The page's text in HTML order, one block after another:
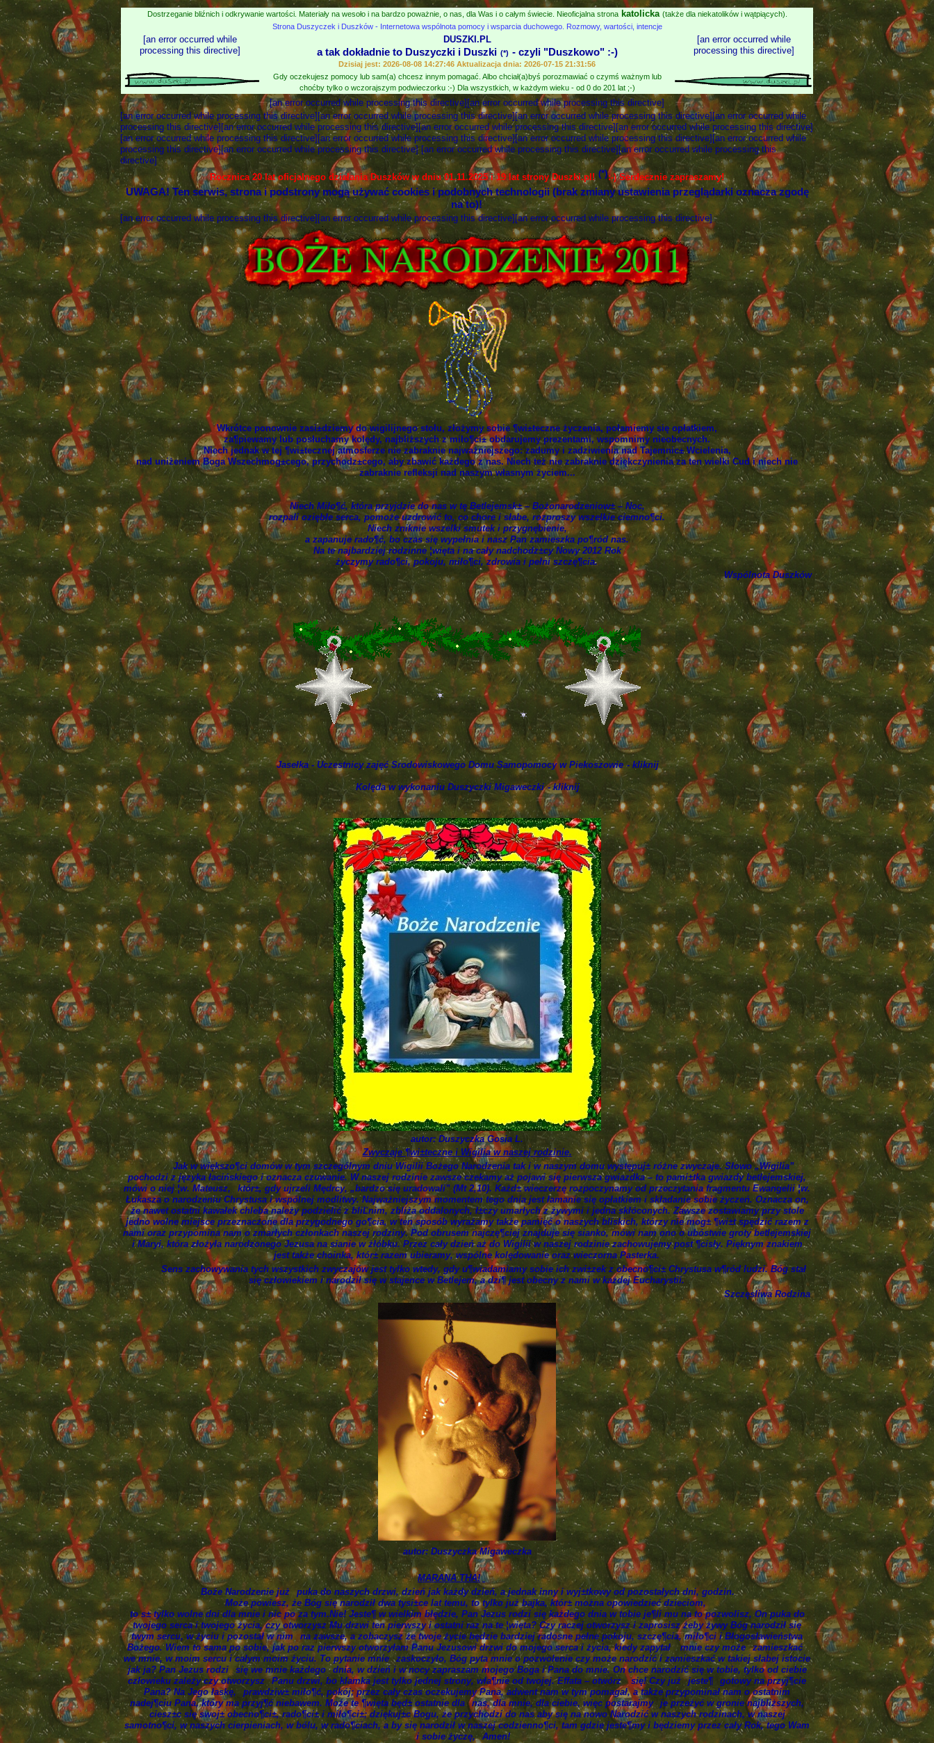
Dostrzeganie bliźnich i odkrywanie wartości. Materiały na wesoło i na bardzo poważnie, o nas, dla Was i o całym świecie. Nieoficjalna strona katolicka (także dla niekatolików i wątpiących).
[an error occurred while
processing this directive]
Strona Duszyczek i Duszków - Internetowa wspólnota pomocy i wsparcia duchowego. Rozmowy, wartości, intencje
DUSZKI.PL
a tak dokładnie to Duszyczki i Duszki (*) - czyli "Duszkowo" :-)
Dzisiaj jest: 2026-08-08 14:27:46 Aktualizacja dnia: 2026-07-15 21:31:56
[an error occurred while
processing this directive]
Gdy oczekujesz pomocy lub sam(a) chcesz innym pomagać. Albo chciał(a)byś porozmawiać o czymś ważnym lub
choćby tylko o wczorajszym podwieczorku :-) Dla wszystkich, w każdym wieku - od 0 do 201 lat ;-)
[an error occurred while processing this directive][an error occurred while processing this directive]
[an error occurred while processing this directive][an error occurred while processing this directive][an error occurred while processing this directive][an error occurred while
processing this directive][an error occurred while processing this directive][an error occurred while processing this directive][an error occurred while processing this directive]
[an error occurred while processing this directive][an error occurred while processing this directive][an error occurred while processing this directive][an error occurred while
processing this directive][an error occurred while processing this directive] [an error occurred while processing this directive][an error occurred while processing this
directive]
Rocznica 20 lat oficjalnego działania Duszków w dniu 01.11.2025 i 19 lat strony Duszki.pl! (*):-) Serdecznie zapraszamy!
UWAGA! Ten serwis, strona i podstrony mogą używać cookies i podobnych technologii (brak zmiany ustawienia przeglądarki oznacza zgodę
na to)!
[an error occurred while processing this directive][an error occurred while processing this directive][an error occurred while processing this directive]
Wkrótce ponownie zasi±dziemy do wigilijnego stołu, złożymy sobie ¶wi±teczne życzenia, połamiemy się opłatkiem,
za¶piewamy lub posłuchamy kolędy, najbliższych z miło¶ci± obdarujemy prezentami, wspomnimy nieobecnych.
Niech jednak w tej ¶wi±tecznej atmosferze nie zabraknie najważniejszego: zadumy i zadziwienia nad Tajemnic± Wcielenia,
nad uniżeniem Boga Wszechmog±cego, przychodz±cego, aby zbawić każdego z nas. Niech też nie zabraknie dziękczynienia za ten wielki Cud i niech nie
zabraknie refleksji nad naszym własnym życiem...
Niech Miło¶ć, która przyjdzie do nas w tę Betlejemsk± – Bożonarodzeniow± – Noc,
rozpali oziębłe serca, pomoże uzdrowić to, co chore i słabe, rozproszy wszelkie ciemno¶ci.
Niech zniknie wszelki smutek i przygnębienie,
a zapanuje rado¶ć, bo czas się wypełnia i nasz Pan zamieszka po¶ród nas.
Na te najbardziej rodzinne ¦więta i na cały nadchodz±cy Nowy 2012 Rok
życzymy rado¶ci, pokoju, miło¶ci, zdrowia i pełni szczę¶cia.
Wspólnota Duszków
Jasełka - Uczestnicy zajęć Srodowiskowego Domu Samopomocy w Piekoszowie - kliknij
Kolęda w wykonaniu Duszyczki Migaweczki- kliknij
autor: Duszyczka Gosia L.
Zwyczaje ¶wi±teczne i Wigilia w naszej rodzinie.
Jak w większo¶ci domów w tym szczególnym dniu Wigilii Bożego Narodzenia tak i w naszym domu występuj± różne zwyczaje. Słowo „Wigilia”
pochodzi z języka łacińskiego i oznacza czuwanie. W naszej rodzinie zawsze czekamy aż pojawi się pierwsza gwiazdka – to pami±tka gwiazdy betlejemskiej,
mówi o niej ¦w. Mateusz,
któr±, gdy ujrzeli Mędrcy, „bardzo się uradowali” (Mt 2,10). Każd± wieczerzę rozpoczynamy od przeczytania fragmentu Ewangelii ¦w.
Łukasza o narodzeniu Chrystusa i wspólnej modlitwy. Najważniejszym momentem tego dnia jest łamanie się opłatkiem i składanie sobie życzeń. Oznacza on,
że nawet ostatni kawałek chleba należy podzielić z bliĽnim, zbliża oddalonych, ł±czy umarłych z żywymi i jedna skłóconych. Zawsze zostawiamy przy stole
jedno wolne miejsce przeznaczone dla przygodnego go¶cia, w ten sposób wyrażamy także pamięć o naszych bliskich, którzy nie mog± ¶wi±t spędzić razem z
nami oraz przypomina nam o zmarłych członkach naszej rodziny. Pod obrusem najczę¶ciej znajduje się sianko, mówi nam ono o ubóstwie groty betlejemskiej
i Maryi, która złożyła narodzonego Jezusa na sianie w żłóbku. Przez cały dzień aż do Wigilii w naszej rodzinie zachowujemy post ¶cisły. Pięknym znakiem
jest także choinka, któr± razem ubieramy, wspólne kolędowanie oraz wieczorna Pasterka.
Sens zachowywania tych wszystkich zwyczajów jest tylko wtedy, gdy u¶wiadamiamy sobie ich zwi±zek z obecno¶ci± Chrystusa w¶ród ludzi. Bóg stał
się człowiekiem i narodził się w stajence w Betlejem, a dzi¶ jest obecny z nami w każdej Eucharystii.
Szczęsliwa Rodzina
autor: Duszyczka Migaweczka
MARANA THA!
Boże Narodzenie już
puka do naszych drzwi, dzień jak każdy dzień, a jednak inny i wyj±tkowy od pozostałych dni, godzin.
Może powiesz, że Bóg się narodził dwa tysi±ce lat temu, to tylko już bajka, któr± można opowiedzieć dzieciom,
to s± tylko wolne dni dla mnie i nic po za tym.Nie! Jeste¶ w wielkim błędzie, Pan Jezus rodzi się każdego dnia w tobie je¶li mu na to pozwolisz, On puka do
twojego serca i twojego życia, czy otworzysz Mu drzwi ten pierwszy i ostatni raz na te ¦więta? Czy raczej otworzysz i zaprosisz żeby żywy Bóg narodził się
twym sercu, w życiu i pozostał w nim
na zawsze, a zobaczysz że twoje życie będzie bardziej radosne pełne pokoju, szczę¶cia, miło¶ci i Błogosławieństwa
Bożego. Wiem to sama po sobie, jak po raz pierwszy otworzyłam Panu Jezusowi drzwi do mojego serca i życia, kiedy zapytał
mnie czy może
zamieszkać
we mnie, w moim sercu i całym moim życiu. To pytanie mnie
zaskoczyło, Bóg pyta mnie o pozwolenie czy może narodzić i zamieszkać w takiej słabej istocie
jak ja? Pan Jezus rodzi
się we mnie każdego
dnia, w dzień i w nocy zapraszam mojego Boga i Pana do mnie. On chce narodzić się w tobie, tylko od ciebie
człowieku zależy czy otworzysz
Panu drzwi, bo klamka jest tylko jednej strony, wła¶nie od twojej. Effata – otwórz się! Czy już jeste¶
gotowy na przyj¶cie
Pana? Na Jego łaskę,
prawdziw± miło¶ć, pokój; przez cały czas oczekujemy Pana, adwent nam w tym pomagał, a także przypominał nam o ostatnim
nadej¶ciu Pana, który ma przyj¶ć niebawem. Może te ¶więta będ± ostatnie dla
nas, dla mnie, dla ciebie, więc postarajmy
je przeżyć w gronie najbliższych,
ciesz±c się swoj± obecno¶ci±, rado¶ci± i miło¶ci±; dziękuj±c Bogu, że przychodzi do nas aby się na nowo Narodzić w naszych rodzinach, w naszej
samotno¶ci, w naszych cierpieniach, w bólu, w rado¶ciach, a by się narodził w naszej codzienno¶ci, tam gdzie jeste¶my i będziemy przez cały Rok, tego Wam
i sobie życzę,
Amen!